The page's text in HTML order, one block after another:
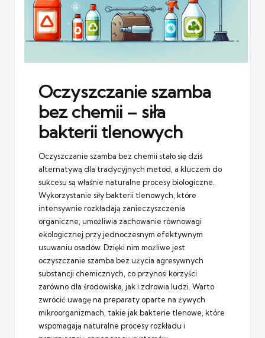
Oczyszczanie szamba
bez chemii – siła
bakterii tlenowych
Oczyszczanie szamba bez chemii stało się dziś
alternatywą dla tradycyjnych metod, a kluczem do
sukcesu są właśnie naturalne procesy biologiczne.
Wykorzystanie siły bakterii tlenowych, które
intensywnie rozkładają zanieczyszczenia
organiczne, umożliwia zachowanie równowagi
ekologicznej przy jednoczesnym efektywnym
usuwaniu osadów. Dzięki nim możliwe jest
oczyszczanie szamba bez użycia agresywnych
substancji chemicznych, co przynosi korzyści
zarówno dla środowiska, jak i zdrowia ludzi. Warto
zwrócić uwagę na preparaty oparte na żywych
mikroorganizmach, takie jakbakterie tlenowe , które
wspomagają naturalne procesy rozkładu i